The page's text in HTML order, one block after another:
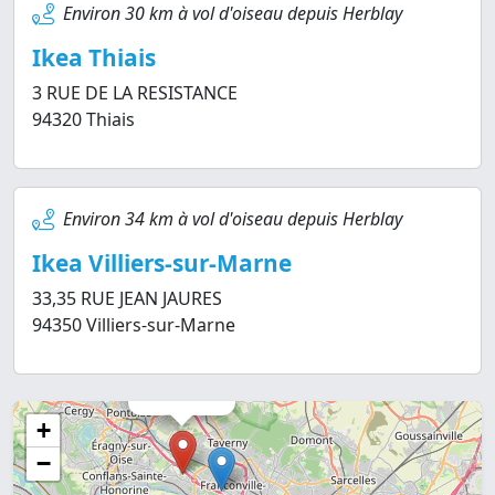
Environ 30 km à vol d'oiseau depuis Herblay
Ikea Thiais
3 RUE DE LA RESISTANCE
94320 Thiais
Environ 34 km à vol d'oiseau depuis Herblay
Ikea Villiers-sur-Marne
33,35 RUE JEAN JAURES
94350 Villiers-sur-Marne
×
+
−